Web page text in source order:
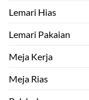
Lemari Hias
Lemari Pakaian
Meja Kerja
Meja Rias